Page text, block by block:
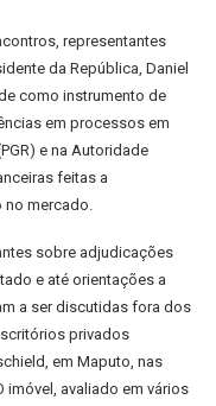
representantes
da República, Daniel
como instrumento de
em processos em
e na Autoridade
feitas a
no mercado.
sobre adjudicações
e até orientações a
a ser discutidas fora dos
privados
em Maputo, nas
imóvel, avaliado em vários